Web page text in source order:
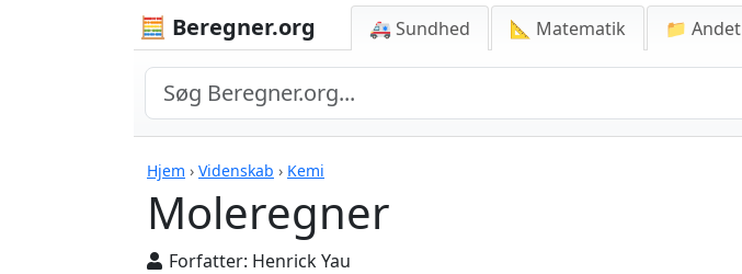
🧮 Beregner.org 🚑 Sundhed 📐 Matematik 📁 Andet
Hjem › Videnskab › Kemi
Moleregner
Forfatter: Henrick Yau
Moleregner